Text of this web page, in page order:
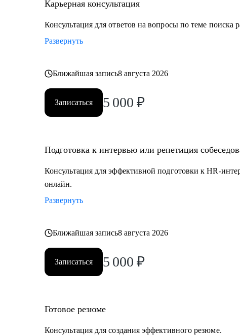
секретариат, сметно-договорная работа)
• Производственно-технический блок, строительство
Карьерная консультация
Консультация для ответов на вопросы по теме поиска
Развернуть
Ближайшая запись8 августа 2026
Записаться 5 000 ₽
Подготовка к интервью или репетиция
Консультация для эффективной подготовки к HR-
онлайн.
Развернуть
Ближайшая запись8 августа 2026
Записаться 5 000 ₽
Готовое резюме
Консультация для создания эффективного резюме.